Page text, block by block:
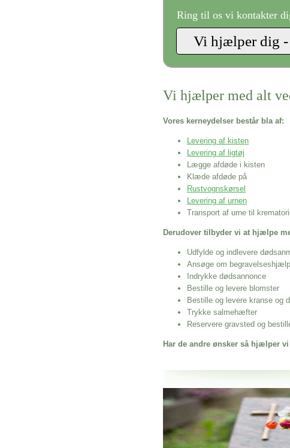
Ring til os vi kontakter
Vi hjælper med alt
Vores kerneydelser består bla af:
Levering af kisten
Levering af ligtøj
Lægge afdøde i kisten
Klæde afdøde på
Rustvognskørsel
Levering af urnen
Transport af urne til
Derudover tilbyder vi at hjælpe
Udfylde og indlevere
Ansøge om begravelseshjælp
Indrykke dødsannonce
Bestille og levere blomster
Bestille og levere kranse og
Trykke salmehæfter
Reservere gravsted og
Har de andre ønsker så hjælper
Her hos os får du altid en god afslutning når det
Kremering Smørum
vi hjælper i alle faser af begravelsel